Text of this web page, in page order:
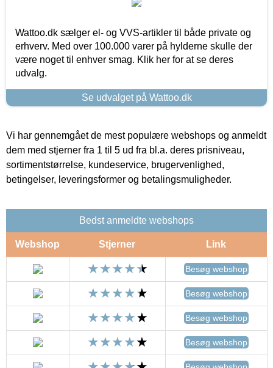
Wattoo.dk sælger el- og VVS-artikler til både private og
erhverv. Med over 100.000 varer på hylderne skulle der
være noget til enhver smag. Klik her for at se deres
udvalg.
Se udvalget på Wattoo.dk
Vi har gennemgået de mest populære webshops og anmeldt
dem med stjerner fra 1 til 5 ud fra bl.a. deres prisniveau,
sortimentstørrelse, kundeservice, brugervenlighed,
betingelser, leveringsformer og betalingsmuligheder.
Bedst anmeldte webshops
Webshop Stjerner Link
Besøg webshop
Besøg webshop
Besøg webshop
Besøg webshop